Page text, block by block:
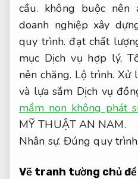
cầu. không buộc
doanh nghiệp xây
quy trình. đạt chất
mục Dịch vụ hợp lý,
nên chăng. Lộ trình. Xử
và lựa sắm Dịch vụ
mầm non không phát
MỸ THUẬT AN NAM.
Nhân sự. Đúng quy trình.
Vẽ tranh tường chủ